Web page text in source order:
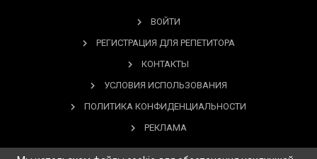
ВОЙТИ
РЕГИСТРАЦИЯ ДЛЯ РЕПЕТИТОРА
КОНТАКТЫ
УСЛОВИЯ ИСПОЛЬЗОВАНИЯ
ПОЛИТИКА КОНФИДЕНЦИАЛЬНОСТИ
РЕКЛАМА